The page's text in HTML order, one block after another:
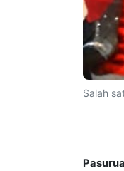
Salah